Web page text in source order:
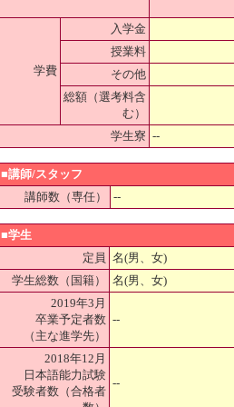
学費
入学金
授業料
その他
総額（選考料含
む）
学生寮 --
■講師/スタッフ
講師数（専任）
--
■学生
定員 名(男、女)
学生総数（国籍）
名(男、女)
2019年3月
卒業予定者数
（主な進学先）
--
2018年12月
日本語能力試験
受験者数（合格者
--